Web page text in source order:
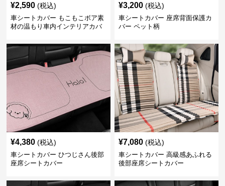
¥2,590 (税込)
車シートカバー もこもこボア素
材の温もり車内インテリアカバ
¥3,200 (税込)
車シートカバー 座席背面保護カ
バー ペット柄
¥4,380 (税込)
車シートカバー ひつじさん後部
座席シートカバー
¥7,080 (税込)
車シートカバー 高級感あふれる
後部座席シートカバー